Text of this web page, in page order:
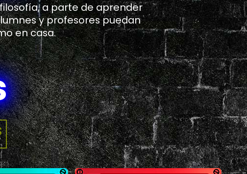
a parte de aprender
y profesores puedan
en casa.